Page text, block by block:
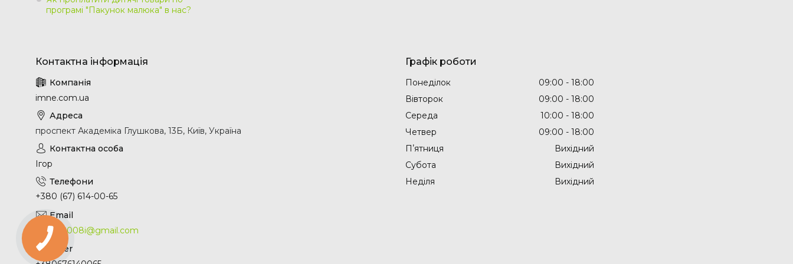
програмі "Пакунок малюка" в нас?
imne.com.ua
проспект Академіка Глушкова, 13Б, Київ, Україна
Ігор
+380 (67) 614-00-65
0661512008i@gmail.com
Графік роботи
Понеділок 09:00
18:00
Вівторок
09:00
18:00
Середа
10:00
18:00
Четвер
09:00
18:00
Пʼятниця
Вихідний
Субота
Вихідний
Неділя
Вихідний